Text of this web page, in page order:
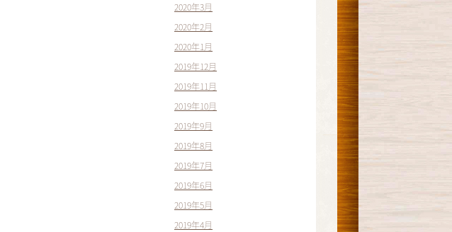
2020年3月
2020年2月
2020年1月
2019年12月
2019年11月
2019年10月
2019年9月
2019年8月
2019年7月
2019年6月
2019年5月
2019年4月